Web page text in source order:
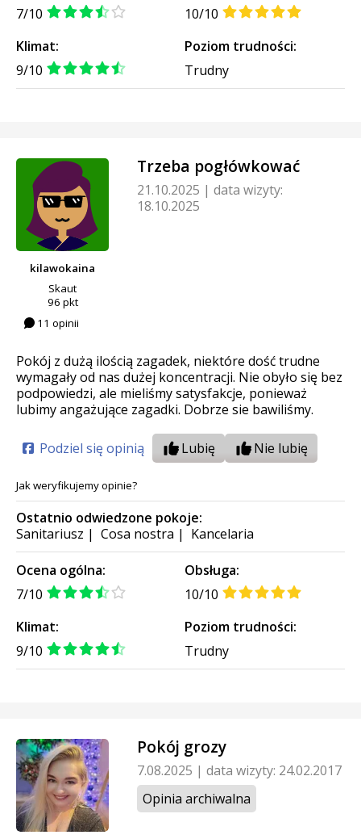
7/10
10/10
Klimat:
9/10
Poziom trudności:
Trudny
kilawokaina
Skaut
96 pkt
11 opinii
Trzeba pogłówkować
21.10.2025 | data wizyty:
18.10.2025
Pokój z dużą ilością zagadek, niektóre dość trudne
wymagały od nas dużej koncentracji. Nie obyło się bez
podpowiedzi, ale mieliśmy satysfakcje, ponieważ
lubimy angażujące zagadki. Dobrze sie bawiliśmy.
Podziel się opinią Lubię Nie lubię
Jak weryfikujemy opinie?
Ostatnio odwiedzone pokoje:
Sanitariusz | Cosa nostra | Kancelaria
Ocena ogólna:
7/10
Obsługa:
10/10
Klimat:
9/10
Poziom trudności:
Trudny
Pokój grozy
7.08.2025 | data wizyty: 24.02.2017
Opinia archiwalna